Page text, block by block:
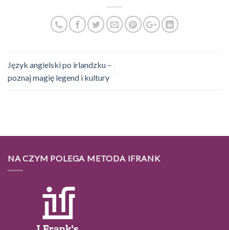
Język angielski po irlandzku –
poznaj magię legend i kultury
NA CZYM POLEGA METODA IFRANK